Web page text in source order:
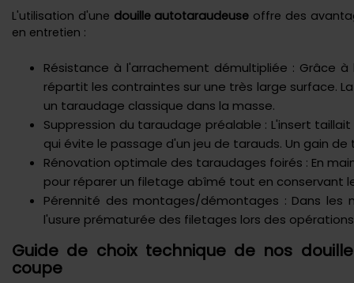
L'utilisation d'une douille autotaraudeuse offre des
en entretien :
Résistance à l'arrachement démultipliée : Grâce
répartit les contraintes sur une très large surface.
un taraudage classique dans la masse.
Suppression du taraudage préalable : L'insert
qui évite le passage d'un jeu de tarauds. Un gain
Rénovation optimale des taraudages foirés : En
pour réparer un filetage abîmé tout en conservant
Pérennité des montages/démontages : Dans les
l'usure prématurée des filetages lors des
Guide de choix technique de nos
coupe